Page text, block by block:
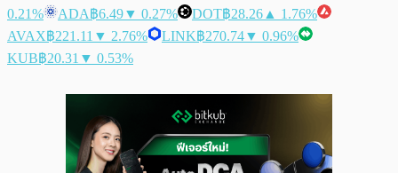
0.21%
ADA฿6.49▼ 0.27% DOT฿28.26 ▲ 1.76%
AVAX฿221.11 ▼ 2.76% LINK฿270.74▼ 0.96%
KUB฿20.31 ▼ 0.53%